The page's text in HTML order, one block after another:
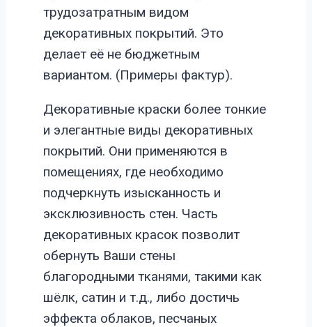
трудозатратным видом
декоративных покрытий. Это
делает её не бюджетным
вариантом. (Примеры фактур).
Декоративные краски более тонкие
и элегантные виды декоративных
покрытий. Они применяются в
помещениях, где необходимо
подчеркнуть изысканность и
эксклюзивность стен. Часть
декоративных красок позволит
обернуть Ваши стены
благородными тканями, такими как
шёлк, сатин и т.д., либо достичь
эффекта облаков, песчаных